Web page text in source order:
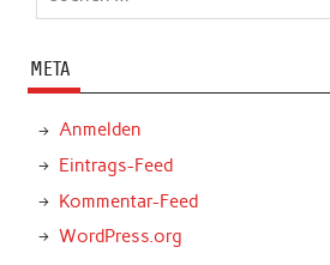
META
Anmelden
Eintrags-Feed
Kommentar-Feed
WordPress.org